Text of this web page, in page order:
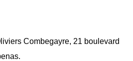
Combegayre, 21 boulevard